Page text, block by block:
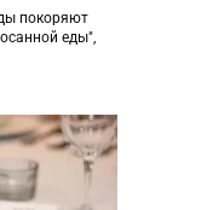
покоряют
еды",